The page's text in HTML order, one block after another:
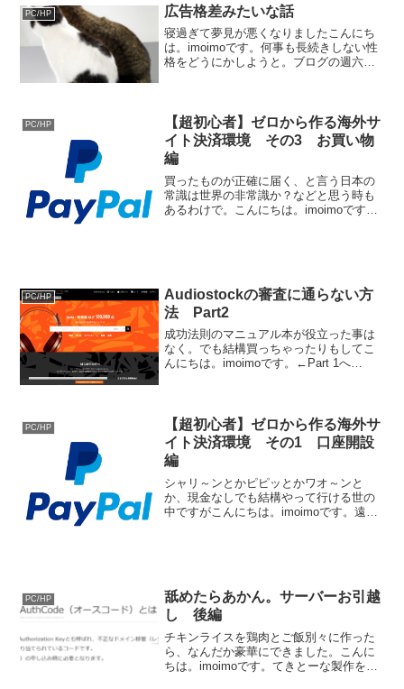
PC/HP 広告格差みたいな話
寝過ぎて夢見が悪くなりましたこんにち
は。imoimoです。何事も長続きしない性
格をどうにかしようと。ブログの週六更
事になっております...
PC/HP
【超初心者】ゼロから作る海外サ
イト決済環境 その3 お買い物
編
買ったものが正確に届く、と言う日本の
常識は世界の非常識か？などと思う時も
あるわけで。こんにちは。imoimoです。
PC/HP
Audiostockの審査に通らない方
法 Part2
成功法則のマニュアル本が役立った事は
なく。でも結構買っちゃったりもしてこ
んにちは。imoimoです。←Part 1へ
ま...
PC/HP
【超初心者】ゼロから作る海外サ
イト決済環境 その1 口座開設
編
シャリ～ンとかピピッとかワオ～ンと
か、現金なしでも結構やって行ける世の
中ですがこんにちは。imoimoです。遠い
PC/HP
舐めたらあかん。サーバーお引越
し 後編
チキンライスを鶏肉とご飯別々に作った
ら、なんだか豪華にできました。こんに
ちは。imoimoです。てきとーな製作をや